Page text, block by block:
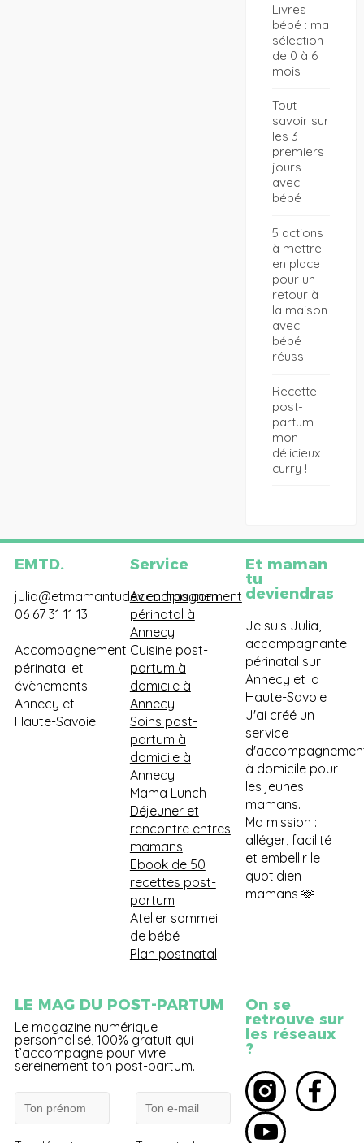
Livres
bébé : ma
sélection
de 0 à 6
mois
Tout
savoir sur
les 3
premiers
jours
avec
bébé
5 actions
à mettre
en place
pour un
retour à
la maison
avec
bébé
réussi
Recette
post-
partum :
mon
délicieux
curry !
EMTD.
julia@etmamantudeviendras.com
06 67 31 11 13
Accompagnement
périnatal et
évènements
Annecy et
Haute-Savoie
Service
Accompagnement
périnatal à
Annecy
Cuisine post-
partum à
domicile à
Annecy
Soins post-
partum à
domicile à
Annecy
Mama Lunch –
Déjeuner et
rencontre entres
mamans
Ebook de 50
recettes post-
partum
Atelier sommeil
de bébé
Plan postnatal
Et maman
tu
deviendras
Je suis Julia,
accompagnante
périnatal sur
Annecy et la
Haute-Savoie
J'ai créé un
service
à domicile pour
les jeunes
mamans.
Ma mission :
alléger, facilité
et embellir le
quotidien
mamans 🫶
LE MAG DU POST-PARTUM
Le magazine numérique
personnalisé, 100% gratuit qui
t’accompagne pour vivre
sereinement ton post-partum.
On se
retrouve sur
les réseaux
?